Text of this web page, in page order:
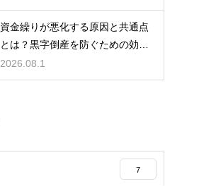
資金繰りが悪化する原因と共通点
とは？黒字倒産を防ぐための効果
的な対策
2026.08.1
7